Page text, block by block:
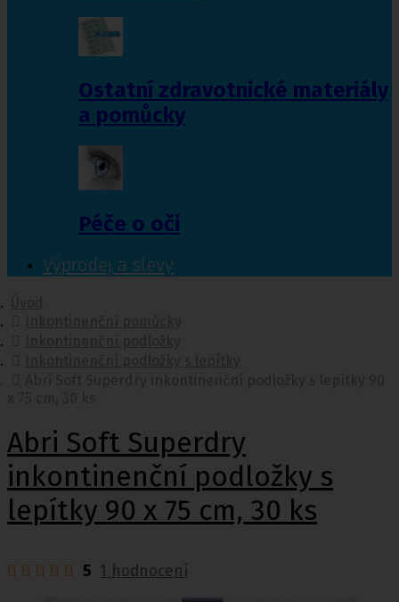
Ostatní zdravotnické materiály
a pomůcky
Péče o oči
Výprodej a slevy
Abri Soft Superdry
inkontinenční podložky s
lepítky 90 x 75 cm, 30 ks
5 1 hodnocení